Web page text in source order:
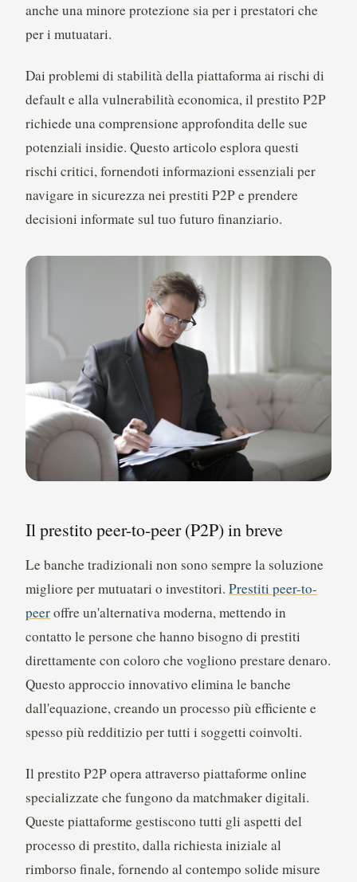
anche una minore protezione sia per i prestatori che
per i mutuatari.
Dai problemi di stabilità della piattaforma ai rischi di
default e alla vulnerabilità economica, il prestito P2P
richiede una comprensione approfondita delle sue
potenziali insidie. Questo articolo esplora questi
rischi critici, fornendoti informazioni essenziali per
navigare in sicurezza nei prestiti P2P e prendere
decisioni informate sul tuo futuro finanziario.
Il prestito peer-to-peer (P2P) in breve
Le banche tradizionali non sono sempre la soluzione
migliore per mutuatari o investitori. Prestiti peer-to-
peeroffre un'alternativa moderna, mettendo in
contatto le persone che hanno bisogno di prestiti
direttamente con coloro che vogliono prestare denaro.
Questo approccio innovativo elimina le banche
dall'equazione, creando un processo più efficiente e
spesso più redditizio per tutti i soggetti coinvolti.
Il prestito P2P opera attraverso piattaforme online
specializzate che fungono da matchmaker digitali.
Queste piattaforme gestiscono tutti gli aspetti del
processo di prestito, dalla richiesta iniziale al
rimborso finale, fornendo al contempo solide misure